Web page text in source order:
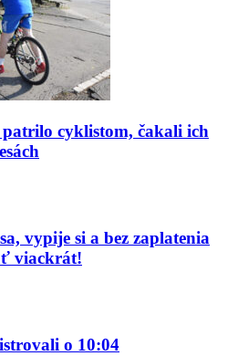
patrilo cyklistom, čakali ich
vypije si a bez zaplatenia
viackrát!
o 10:04